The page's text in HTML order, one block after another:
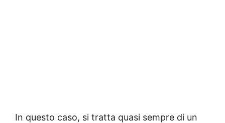
In questo caso, si tratta quasi sempre di un